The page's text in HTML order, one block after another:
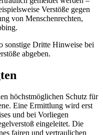
Verstöße gegen
von Menschenrechten,
sonstige Dritte Hinweise bei
abgeben.
höchstmöglichen Schutz für
Eine Ermittlung wird erst
und bei Vorliegen
eingeleitet. Die
fairen und vertraulichen